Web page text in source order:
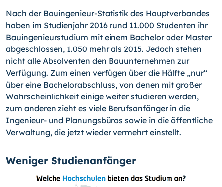
Nach der Bauingenieur-Statistik des Hauptverbandes
haben im Studienjahr 2016 rund 11.000 Studenten ihr
Bauingenieurstudium mit einem Bachelor oder Master
abgeschlossen, 1.050 mehr als 2015. Jedoch stehen
nicht alle Absolventen den Bauunternehmen zur
Verfügung. Zum einen verfügen über die Hälfte „nur“
über eine Bachelorabschluss, von denen mit großer
Wahrscheinlichkeit einige weiter studieren werden,
zum anderen zieht es viele Berufsanfänger in die
Ingenieur- und Planungsbüros sowie in die öffentliche
Verwaltung, die jetzt wieder vermehrt einstellt.
Weniger Studienanfänger